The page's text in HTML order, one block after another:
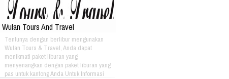
Wulan Tours And Travel
Tentunya dengan berlibur mengunakan
Wulan Tours & Travel, Anda dapat
menikmati paket liburan yang
menyenangkan dengan paket liburan yang
pas untuk kantong Anda Untuk Informasi